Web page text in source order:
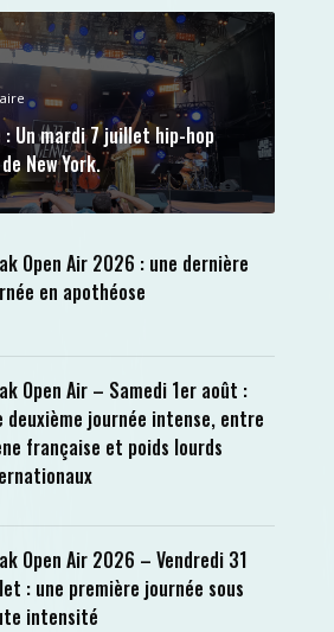
: Un mardi 7 juillet hip-hop
New York.
Open Air 2026 : une dernière
en apothéose
Open Air – Samedi 1er août :
deuxième journée intense, entre
française et poids lourds
Open Air 2026 – Vendredi 31
: une première journée sous
intensité